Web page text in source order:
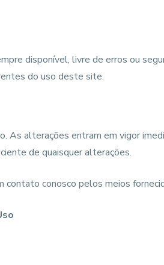
disponível, livre de erros ou
do uso deste site.
alterações entram em vigor
de quaisquer alterações.
conosco pelos meios